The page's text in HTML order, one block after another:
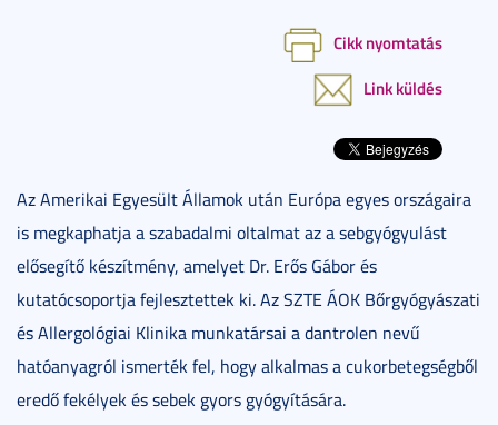
Cikk nyomtatás
Link küldés
Az Amerikai Egyesült Államok után Európa egyes országaira
is megkaphatja a szabadalmi oltalmat az a sebgyógyulást
elősegítő készítmény, amelyet Dr. Erős Gábor és
kutatócsoportja fejlesztettek ki. Az SZTE ÁOK Bőrgyógyászati
és Allergológiai Klinika munkatársai a dantrolen nevű
hatóanyagról ismerték fel, hogy alkalmas a cukorbetegségből
eredő fekélyek és sebek gyors gyógyítására.